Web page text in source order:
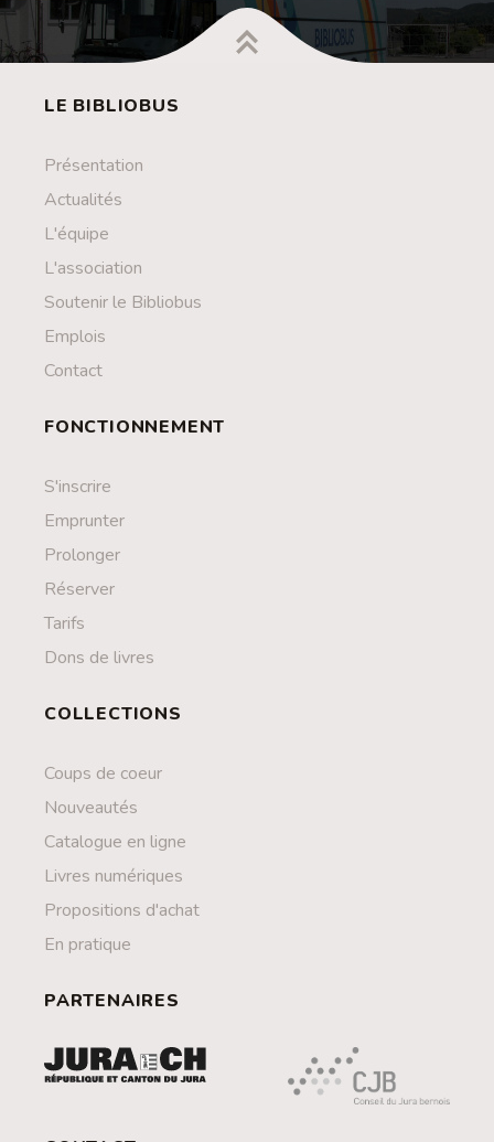
LE BIBLIOBUS
Présentation
Actualités
L'équipe
L'association
Soutenir le Bibliobus
Emplois
Contact
FONCTIONNEMENT
S'inscrire
Emprunter
Prolonger
Réserver
Tarifs
Dons de livres
COLLECTIONS
Coups de coeur
Nouveautés
Catalogue en ligne
Livres numériques
Propositions d'achat
En pratique
PARTENAIRES